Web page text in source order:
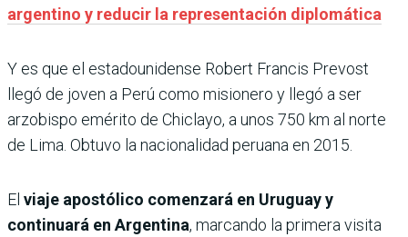
argentino y reducir la representación diplomática
Y es que el estadounidense Robert Francis Prevost
llegó de joven a Perú como misionero y llegó a ser
arzobispo emérito de Chiclayo, a unos 750 km al norte
de Lima. Obtuvo la nacionalidad peruana en 2015.
El viaje apostólico comenzará en Uruguay y
continuará en Argentina, marcando la primera visita